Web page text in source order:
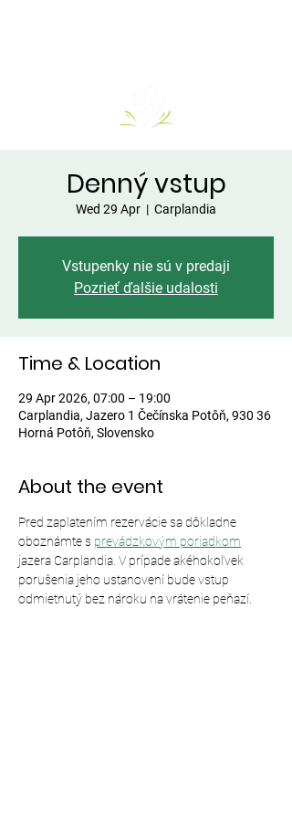
Denný vstup
Wed 29 Apr
  |
Carplandia
Vstupenky nie sú v predaji
Pozrieť ďalšie udalosti
Time & Location
29 Apr 2026, 07:00 – 19:00
Carplandia, Jazero 1 Čečínska Potôň, 930 36
Horná Potôň, Slovensko
About the event
Pred zaplatením rezervácie sa dôkladne
oboznámte s prevádzkovým poriadkom
jazera Carplandia. V prípade akéhokoľvek
porušenia jeho ustanovení bude vstup
odmietnutý bez nároku na vrátenie peňazí.